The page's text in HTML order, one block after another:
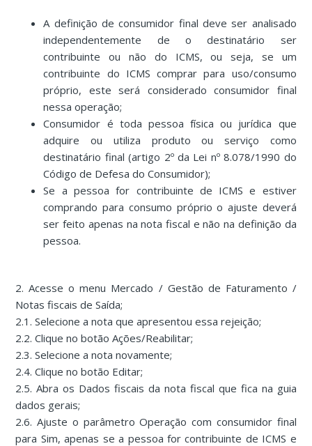
A definição de consumidor final deve ser analisado
independentemente de o destinatário ser
contribuinte ou não do ICMS, ou seja, se um
contribuinte do ICMS comprar para uso/consumo
próprio, este será considerado consumidor final
nessa operação;
Consumidor é toda pessoa física ou jurídica que
adquire ou utiliza produto ou serviço como
destinatário final (artigo 2º da Lei nº 8.078/1990 do
Código de Defesa do Consumidor);
Se a pessoa for contribuinte de ICMS e estiver
comprando para consumo próprio o ajuste deverá
ser feito apenas na nota fiscal e não na definição da
pessoa.
2. Acesse o menu Mercado / Gestão de Faturamento /
Notas fiscais de Saída;
2.1. Selecione a nota que apresentou essa rejeição;
2.2. Clique no botão Ações/Reabilitar;
2.3. Selecione a nota novamente;
2.4. Clique no botão Editar;
2.5. Abra os Dados fiscais da nota fiscal que fica na guia
dados gerais;
2.6. Ajuste o parâmetro Operação com consumidor final
para Sim, apenas se a pessoa for contribuinte de ICMS e